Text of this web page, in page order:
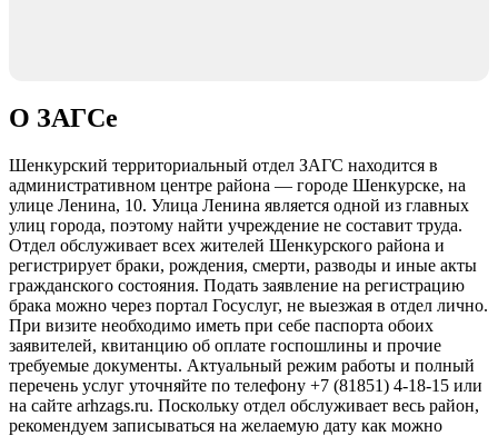
О ЗАГСе
Шенкурский территориальный отдел ЗАГС находится в
административном центре района — городе Шенкурске, на
улице Ленина, 10. Улица Ленина является одной из главных
улиц города, поэтому найти учреждение не составит труда.
Отдел обслуживает всех жителей Шенкурского района и
регистрирует браки, рождения, смерти, разводы и иные акты
гражданского состояния. Подать заявление на регистрацию
брака можно через портал Госуслуг, не выезжая в отдел лично.
При визите необходимо иметь при себе паспорта обоих
заявителей, квитанцию об оплате госпошлины и прочие
требуемые документы. Актуальный режим работы и полный
перечень услуг уточняйте по телефону +7 (81851) 4-18-15 или
на сайте arhzags.ru. Поскольку отдел обслуживает весь район,
рекомендуем записываться на желаемую дату как можно